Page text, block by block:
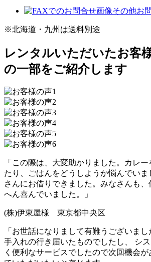
その他お
※北海道・九州は送料別途
レンタルいただいたお客
の一部をご紹介します
「この際は、大変助かりました。カレ
たり、ごはんをどうしようか悩んでい
さんにお借りできました。 みなさんも、
へん喜んでいました。
」
(株)伊東屋様 東京都中央区
「お世話になりまして有難うございまし
手入れの行き届いたものでした し、 シ
く便利なサービスでしたので次回機会